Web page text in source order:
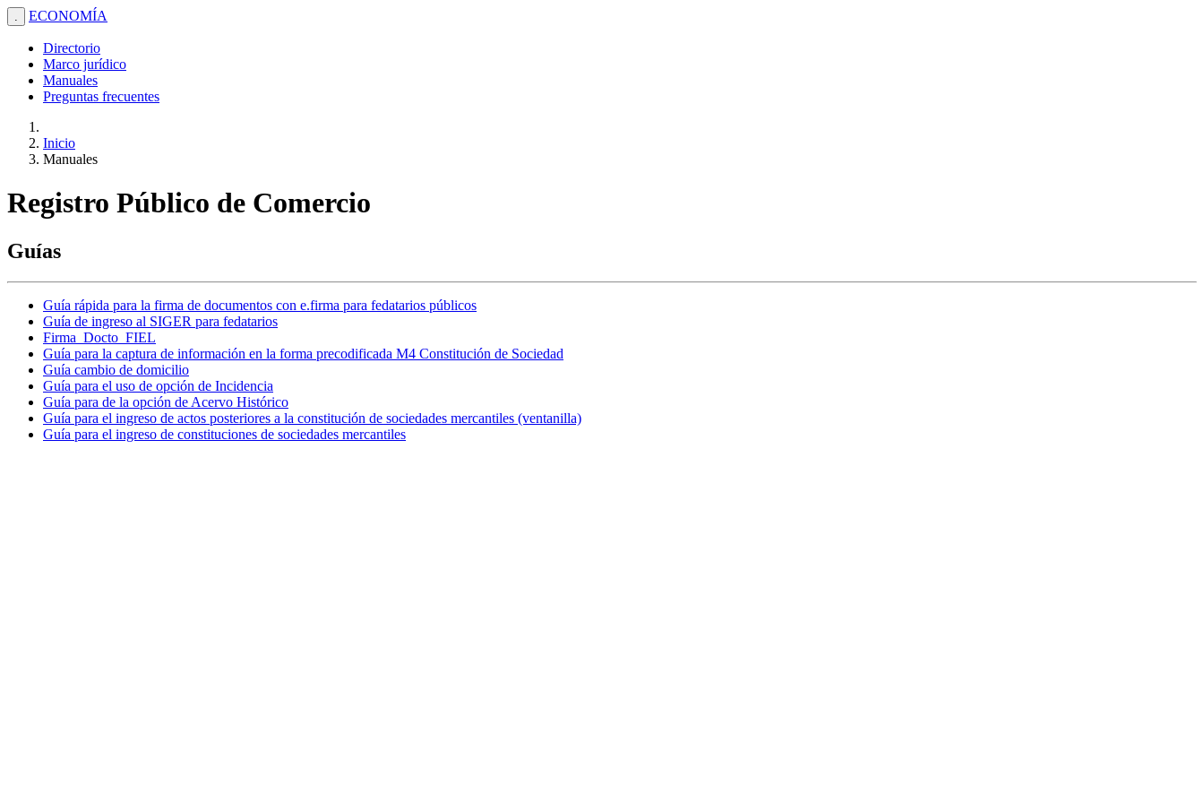
. ECONOMÍA
Directorio
Marco jurídico
Manuales
Preguntas frecuentes
Inicio
Manuales
Registro Público de Comercio
Guías
Guía rápida para la firma de documentos con e.firma para fedatarios públicos
Guía de ingreso al SIGER para fedatarios
Firma_Docto_FIEL
Guía para la captura de información en la forma precodificada M4 Constitución de Sociedad
Guía cambio de domicilio
Guía para el uso de opción de Incidencia
Guía para de la opción de Acervo Histórico
Guía para el ingreso de actos posteriores a la constitución de sociedades mercantiles (ventanilla)
Guía para el ingreso de constituciones de sociedades mercantiles